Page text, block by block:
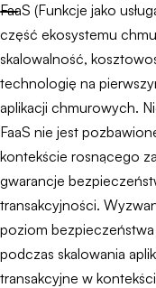
FaaS (Funkcje jako
część ekosystemu
skalowalność,
technologię na
aplikacji chmurowych.
FaaS nie jest
kontekście rosnącego
gwarancje
transakcyjności.
poziom
podczas skalowania
transakcyjne w